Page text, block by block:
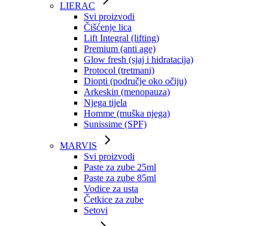
LIERAC
Svi proizvodi
Čišćenje lica
Lift Integral (lifting)
Premium (anti age)
Glow fresh (sjaj i hidratacija)
Protocol (tretmani)
Diopti (područje oko očiju)
Arkeskin (menopauza)
Njega tijela
Homme (muška njega)
Sunissime (SPF)
MARVIS
Svi proizvodi
Paste za zube 25ml
Paste za zube 85ml
Vodice za usta
Četkice za zube
Setovi